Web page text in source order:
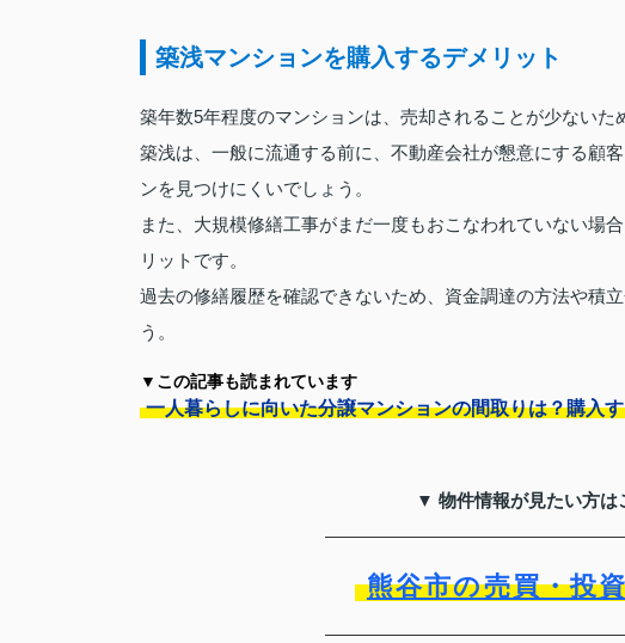
築浅マンションを購入するデメリット
築年数5年程度のマンションは、売却されることが少ないた
築浅は、一般に流通する前に、不動産会社が懇意にする顧
ンを見つけにくいでしょう。
また、大規模修繕工事がまだ一度もおこなわれていない場
リットです。
過去の修繕履歴を確認できないため、資金調達の方法や積
う。
▼この記事も読まれています
一人暮らしに向いた分譲マンションの間取りは？購入
▼ 物件情報が見たい方
熊谷市の売買・投